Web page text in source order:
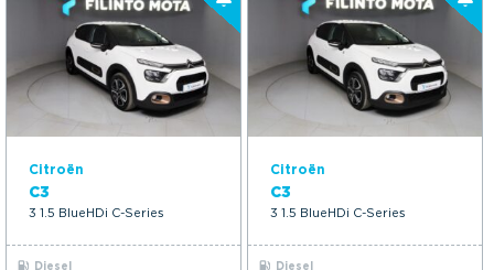
Citroën
C3
3 1.5 BlueHDi C-Series
Diesel
Citroën
C3
3 1.5 BlueHDi C-Series
Diesel